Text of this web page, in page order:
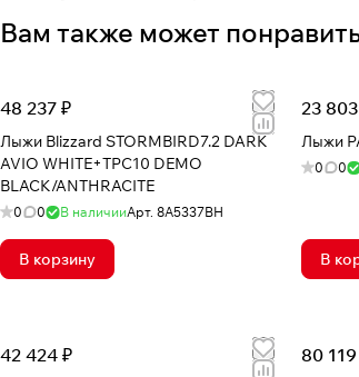
Вам также может
48 237 ₽
Лыжи Blizzard STORMBIRD7.2 DARK
AVIO WHITE+TPC10 DEMO
BLACK/ANTHRACITE
0 0 В наличииАрт. 8A5337BH
В корзину
23
Лыжи
0 0
В
42 424 ₽ 80